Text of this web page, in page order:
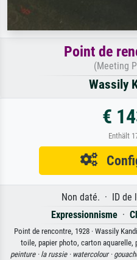
Point de
(Meeting
Wassily
€
Enthält
Non daté. · ID de
Expressionnisme·
Point de rencontre, 1928 · Wassily
toile, papier photo, carton aquarelle,
peinture · la russie · watercolour ·